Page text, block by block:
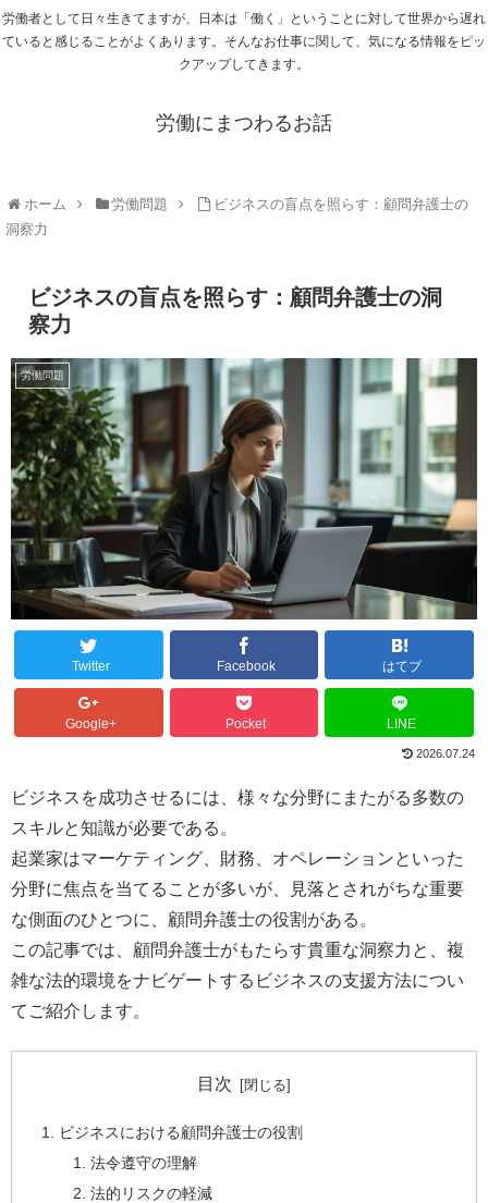
労働者として日々生きてますが、日本は「働く」ということに対して世界から遅れ
ていると感じることがよくあります。そんなお仕事に関して、気になる情報をピッ
クアップしてきます。
労働にまつわるお話
ホーム 労働問題
ビジネスの盲点を照らす：顧問弁護士の
洞察力
ビジネスの盲点を照らす：顧問弁護士の洞
察力
労働問題
Twitter Facebook はてブ
Google+ Pocket LINE
2026.07.24
ビジネスを成功させるには、様々な分野にまたがる多数の
スキルと知識が必要である。
起業家はマーケティング、財務、オペレーションといった
分野に焦点を当てることが多いが、見落とされがちな重要
な側面のひとつに、顧問弁護士の役割がある。
この記事では、顧問弁護士がもたらす貴重な洞察力と、複
雑な法的環境をナビゲートするビジネスの支援方法につい
てご紹介します。
目次
ビジネスにおける顧問弁護士の役割
法令遵守の理解
法的リスクの軽減